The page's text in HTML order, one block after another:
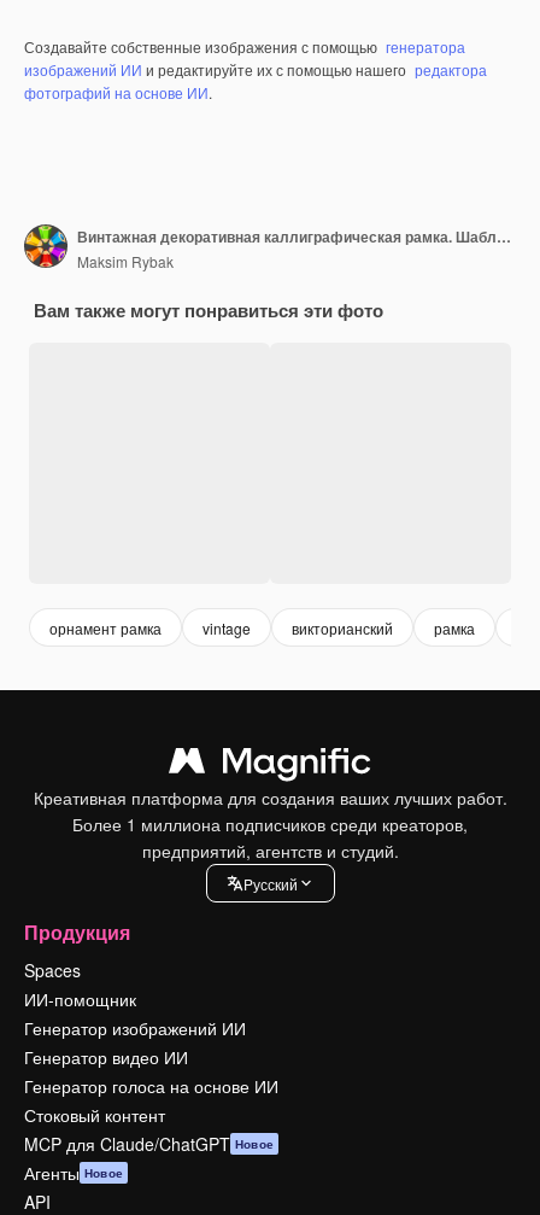
Создавайте собственные изображения с помощью генератора
изображений ИИ и редактируйте их с помощью нашего редактора
фотографий на основе ИИ.
Винтажная декоративная каллиграфическая рамка. Шаблоны вывесок, логотипов, этикеток, наклеек, открыток. Классические элементы дизайна для поздравительных открыток, дипломов, сертификатов и наград. Страница графического дизайна.
Maksim Rybak
Вам также могут понравиться эти фото
орнамент рамка vintage викторианский рамка
Креативная платформа для создания ваших лучших работ.
Более 1 миллиона подписчиков среди креаторов,
предприятий, агентств и студий.
Pусский
Продукция
Spaces
ИИ-помощник
Генератор изображений ИИ
Генератор видео ИИ
Генератор голоса на основе ИИ
Стоковый контент
MCP для Claude/ChatGPT Новое
Агенты Новое
API